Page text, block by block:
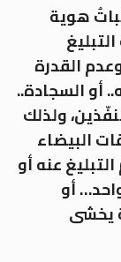
هوية
القدرة
أو السجادة..
ولذلك
البيضاء
عنه أو
أو
يخشى